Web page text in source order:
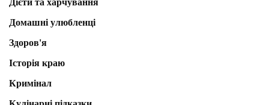
Дієти та харчування
Домашні улюбленці
Здоров'я
Історія краю
Кримінал